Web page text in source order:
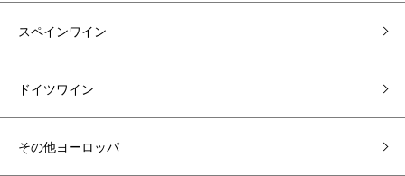
スペインワイン
ドイツワイン
その他ヨーロッパ